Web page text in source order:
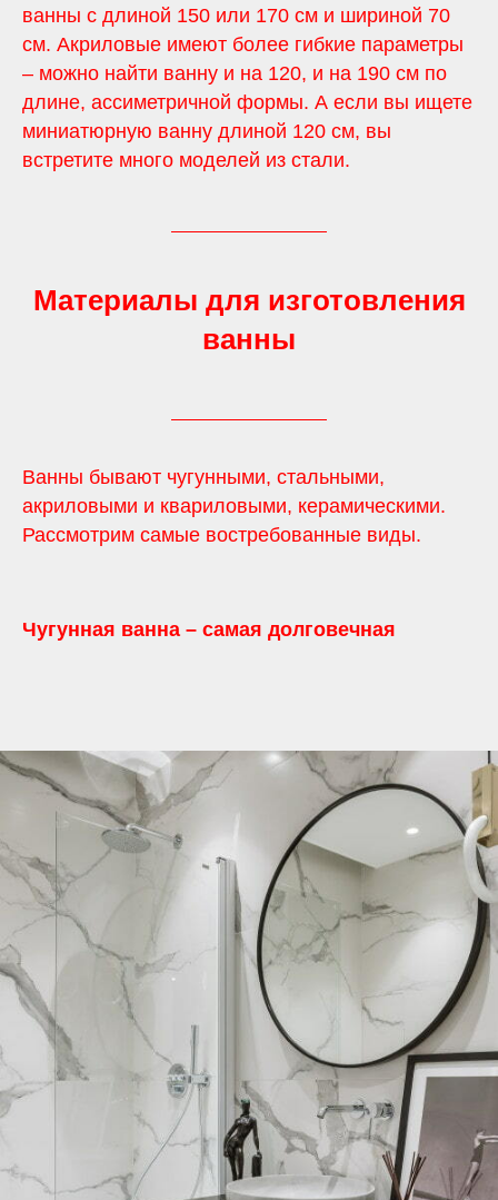
ванны с длиной 150 или 170 см и шириной 70
см. Акриловые имеют более гибкие параметры
– можно найти ванну и на 120, и на 190 см по
длине, ассиметричной формы. А если вы ищете
миниатюрную ванну длиной 120 см, вы
встретите много моделей из стали.
Материалы для изготовления
ванны
Ванны бывают чугунными, стальными,
акриловыми и квариловыми, керамическими.
Рассмотрим самые востребованные виды.
Чугунная ванна – самая долговечная